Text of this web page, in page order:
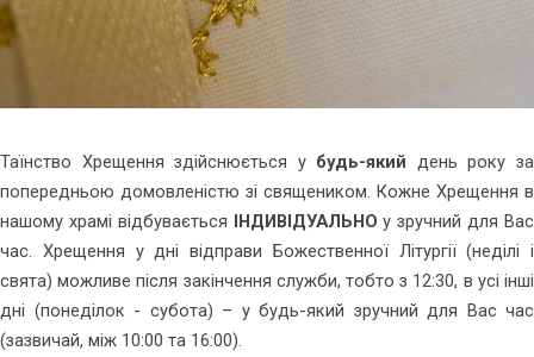
Таїнство Хрещення здійснюється у будь-який день року за
попередньою домовленістю зі священиком. Кожне Хрещення в
нашому храмі відбувається ІНДИВІДУАЛЬНО у зручний для Вас
час. Хрещення у дні відправи Божественної Літургії (неділі і
свята) можливе після закінчення служби, тобто з 12:30, в усі інші
дні (понеділок - субота) – у будь-який зручний для Вас час
(зазвичай, між 10:00 та 16:00).